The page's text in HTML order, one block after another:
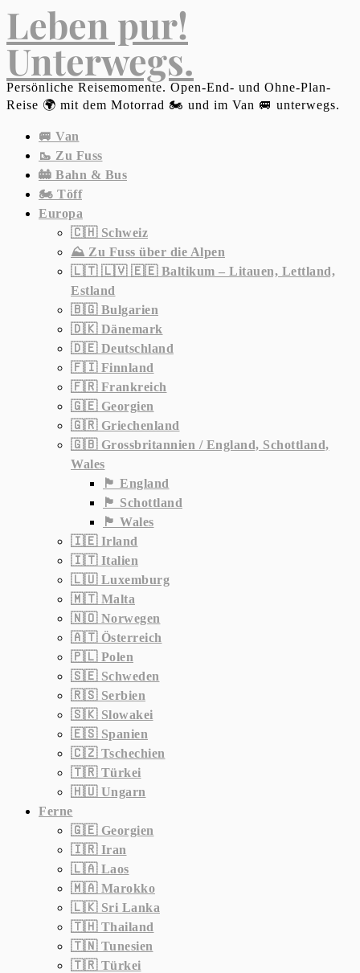
Leben pur!
Unterwegs.
Persönliche Reisemomente. Open-End- und Ohne-Plan-
Reise 🌍 mit dem Motorrad 🏍 und im Van 🚐 unterwegs.
🚐 Van
🥾 Zu Fuss
🚋 Bahn & Bus
🏍 Töff
Europa
🇨🇭 Schweiz
⛰ Zu Fuss über die Alpen
🇱🇹 🇱🇻 🇪🇪 Baltikum – Litauen, Lettland,
Estland
🇧🇬 Bulgarien
🇩🇰 Dänemark
🇩🇪 Deutschland
🇫🇮 Finnland
🇫🇷 Frankreich
🇬🇪 Georgien
🇬🇷 Griechenland
🇬🇧 Grossbritannien / England, Schottland,
Wales
🏴󠁧󠁢󠁥󠁮󠁧󠁿 England
🏴󠁧󠁢󠁳󠁣󠁴󠁿 Schottland
🏴󠁧󠁢󠁷󠁬󠁳󠁿 Wales
🇮🇪 Irland
🇮🇹 Italien
🇱🇺 Luxemburg
🇲🇹 Malta
🇳🇴 Norwegen
🇦🇹 Österreich
🇵🇱 Polen
🇸🇪 Schweden
🇷🇸 Serbien
🇸🇰 Slowakei
🇪🇸 Spanien
🇨🇿 Tschechien
🇹🇷 Türkei
🇭🇺 Ungarn
Ferne
🇬🇪 Georgien
🇮🇷 Iran
🇱🇦 Laos
🇲🇦 Marokko
🇱🇰 Sri Lanka
🇹🇭 Thailand
🇹🇳 Tunesien
🇹🇷 Türkei